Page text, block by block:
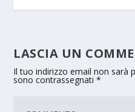
LASCIA UN
Il tuo indirizzo email non sarà
sono contrassegnati*